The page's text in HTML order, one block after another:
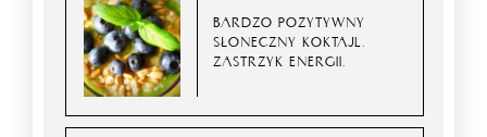
BARDZO POZYTYWNY
SŁONECZNY KOKTAJL.
ZASTRZYK ENERGII.